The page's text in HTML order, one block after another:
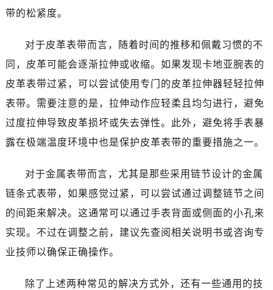
带的松紧度。
对于皮革表带而言，随着时间的推移和佩戴习惯的不
同，皮革可能会逐渐拉伸或收缩。如果发现卡地亚腕表的
皮革表带过紧，可以尝试使用专门的皮革拉伸器轻轻拉伸
表带。需要注意的是，拉伸动作应轻柔且均匀进行，避免
过度拉伸导致皮革损坏或失去弹性。此外，避免将手表暴
露在极端温度环境中也是保护皮革表带的重要措施之一。
对于金属表带而言，尤其是那些采用链节设计的金属
链条式表带，如果感觉过紧，可以尝试通过调整链节之间
的间距来解决。这通常可以通过手表背面或侧面的小孔来
实现。不过在调整之前，建议先查阅相关说明书或咨询专
业技师以确保正确操作。
除了上述两种常见的解决方式外，还有一些通用的技